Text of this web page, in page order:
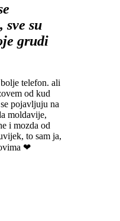
sve su
grudi
telefon. ali
od kud
pojavljuju na
moldavije,
i mozda od
to sam ja,
❤